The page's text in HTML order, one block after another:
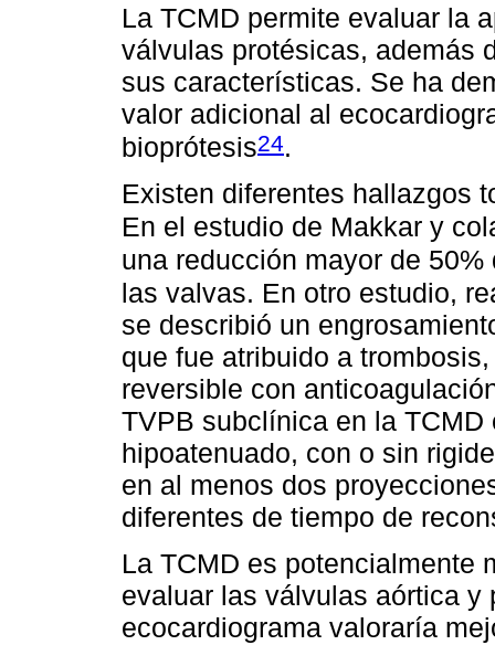
La TCMD permite evaluar la
válvulas protésicas, además
sus características. Se ha
valor adicional al
bioprótesis24.
Existen diferentes hallazgos
En el estudio de Makkar y
una reducción mayor de
las valvas. En otro estudio,
se describió un
que fue atribuido a
reversible con
TVPB subclínica en la
hipoatenuado, con o sin
en al menos dos
diferentes de tiempo de
La TCMD es potencialmente
evaluar las válvulas aórtica y
ecocardiograma valoraría